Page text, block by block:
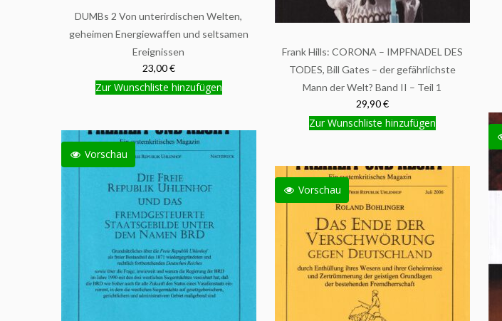
DUMBs 2 Von unterirdischen Welten,
geheimen Energiewaffen und seltsamen
Ereignissen
23,00 €
Zur Wunschliste hinzufügen
Frank Hills: CORONA – IMPFNADEL DES
TODES, Bill Gates – der gefährlichste
Mann der Welt? Band II – Teil 1
29,90 €
Zur Wunschliste hinzufügen
Vorschau
Vorschau